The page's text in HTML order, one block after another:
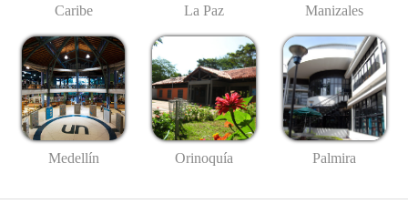
Caribe La Paz Manizales
Medellín Orinoquía Palmira